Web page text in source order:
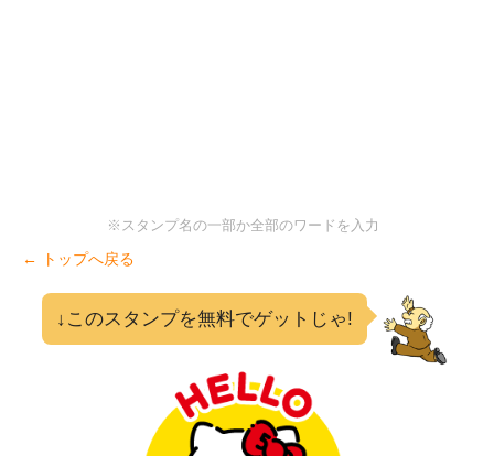
※スタンプ名の一部か全部のワードを入力
← トップへ戻る
↓このスタンプを無料でゲットじゃ!